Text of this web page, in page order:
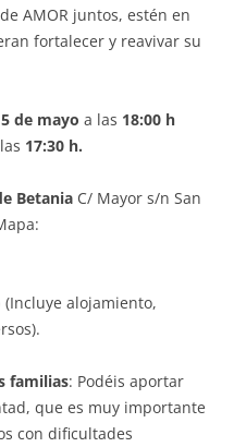
AMOR juntos, estén en
fortalecer y reavivar su
5 de mayo a las 18:00 h
17:30 h.
Betania C/ Mayor s/n San
(Incluye alojamiento,
familias: Podéis aportar
que es muy importante
con dificultades